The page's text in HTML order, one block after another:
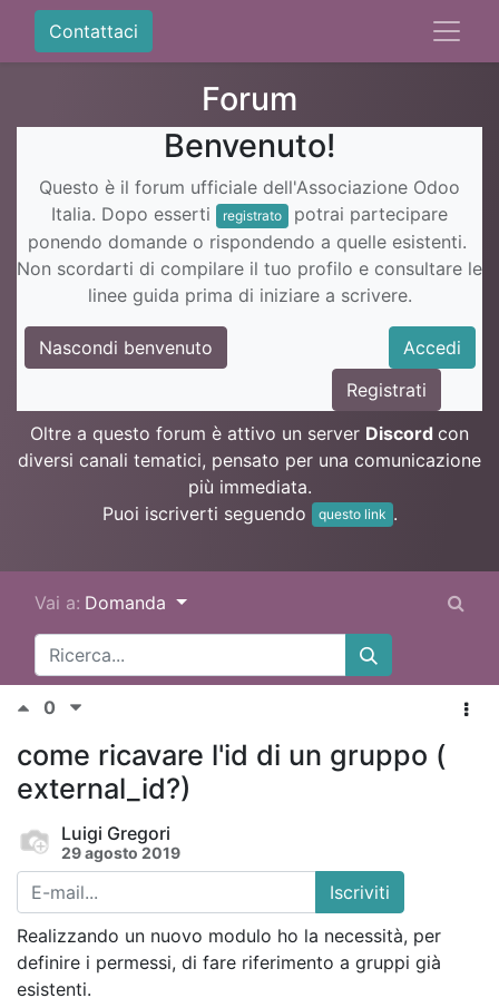
Contattaci
Forum
Benvenuto!
Questo è il forum ufficiale dell'Associazione Odoo
Italia. Dopo esserti
registrato
potrai partecipare
ponendo domande o rispondendo a quelle esistenti.
Non scordarti di compilare il tuo profilo e consultare le
linee guida prima di iniziare a scrivere.
Nascondi benvenuto
Accedi
Registrati
Oltre a questo forum è attivo un server Discord con
diversi canali tematici, pensato per una comunicazione
più immediata.
Puoi iscriverti seguendo
questo link .
Vai a: Domanda
0
come ricavare l'id di un gruppo (
external_id?)
Luigi Gregori
29 agosto 2019
Iscriviti
Realizzando un nuovo modulo ho la necessità, per
definire i permessi, di fare riferimento a gruppi già
esistenti.